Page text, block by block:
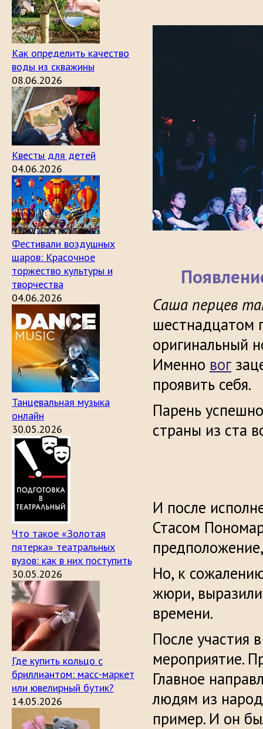
Как определить качество
воды из скважины
08.06.2026
Квесты для детей
04.06.2026
Фестивали воздушных
шаров: Красочное
торжество культуры и
творчества
04.06.2026
Танцевальная музыка
онлайн
30.05.2026
Что такое «Золотая
пятерка» театральных
вузов: как в них поступить
30.05.2026
Где купить кольцо с
бриллиантом: масс-маркет
или ювелирный бутик?
14.05.2026
Саша перцев
шестнадцатом
оригинальный
Именно вог
проявить себя.
Парень
страны из ста
И после
Стасом
Но, к
жюри,
времени.
После участия
мероприятие.
Главное
людям из
пример. И он